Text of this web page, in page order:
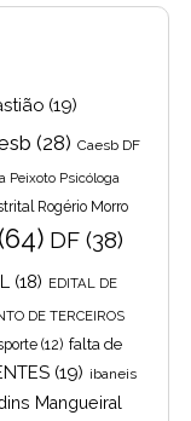
(19)
(28) Caesb DF
Peixoto Psicóloga
Rogério Morro
DF (38)
(18) EDITAL DE
DE TERCEIROS
(12) falta de
(19) ibaneis
Mangueiral